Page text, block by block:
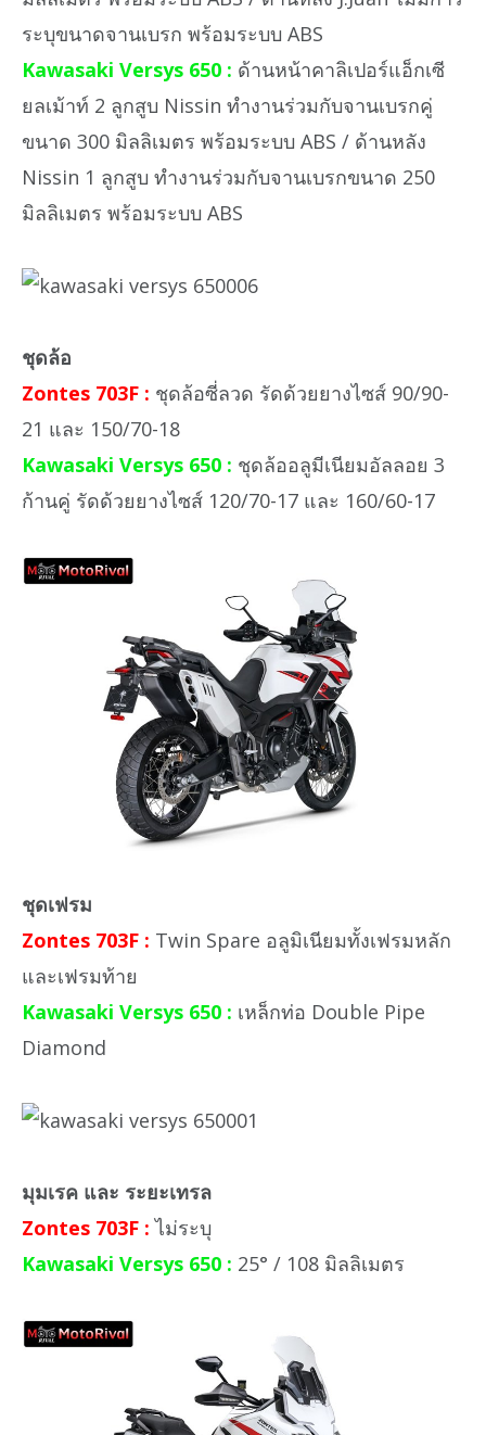
ระบุขนาดจานเบรก พร้อมระบบ ABS
Kawasaki Versys 650 : ด้านหน้าคาลิเปอร์แอ็กเซี
ยลเม้าท์ 2 ลูกสูบ Nissin ทำงานร่วมกับจานเบรกคู่
ขนาด 300 มิลลิเมตร พร้อมระบบ ABS / ด้านหลัง
Nissin 1 ลูกสูบ ทำงานร่วมกับจานเบรกขนาด 250
มิลลิเมตร พร้อมระบบ ABS
ชุดล้อ
Zontes 703F : ชุดล้อซี่ลวด รัดด้วยยางไซส์ 90/90-
21 และ 150/70-18
Kawasaki Versys 650 : ชุดล้ออลูมีเนียมอัลลอย 3
ก้านคู่ รัดด้วยยางไซส์ 120/70-17 และ 160/60-17
ชุดเฟรม
Zontes 703F : Twin Spare อลูมิเนียมทั้งเฟรมหลัก
และเฟรมท้าย
Kawasaki Versys 650 : เหล็กท่อ Double Pipe
Diamond
มุมเรค และ ระยะเทรล
Zontes 703F : ไม่ระบุ
Kawasaki Versys 650 : 25° / 108 มิลลิเมตร